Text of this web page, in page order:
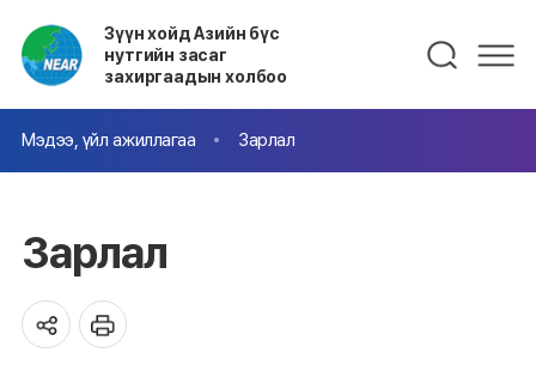
Зүүн хойд Азийн бүс
нутгийн засаг
захиргаадын холбоо
Мэдээ, үйл ажиллагаа Зарлал
Зарлал